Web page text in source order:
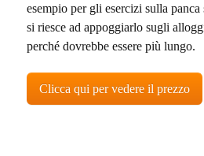
esempio per gli esercizi sulla
si riesce ad appoggiarlo sugli
perché dovrebbe essere più lungo.
Clicca qui per vedere il prezzo